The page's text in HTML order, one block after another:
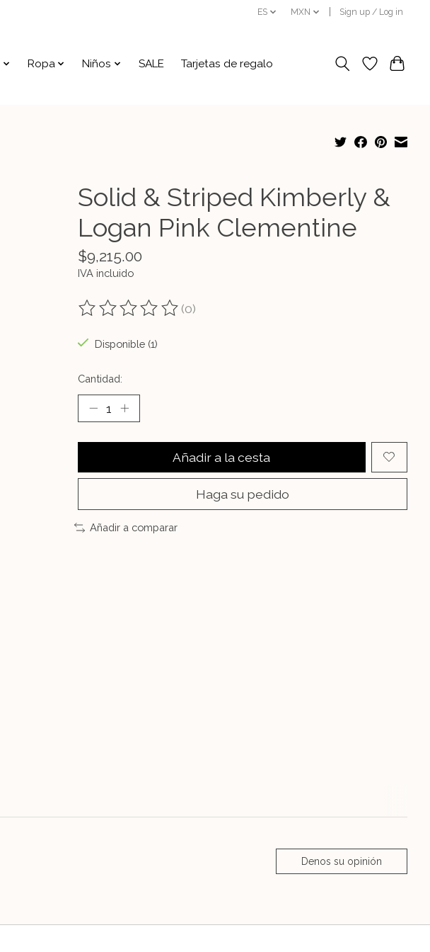
ES MXN Sign up / Log in
Ropa Niños SALE Tarjetas de regalo
Solid & Striped Kimberly &
Logan Pink Clementine
$9,215.00
IVA incluido
The rating of this product is
(0)
Disponible (1)
Cantidad:
Añadir a la cesta
Haga su pedido
Añadir a comparar
Denos su opinión